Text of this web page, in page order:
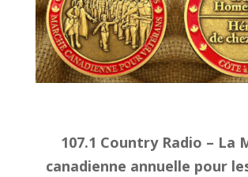
107.1 Country Radio – La
canadienne annuelle pour